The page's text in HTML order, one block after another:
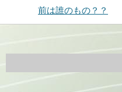
前は誰のもの？？